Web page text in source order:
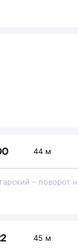
44 м
– поворот
45 м